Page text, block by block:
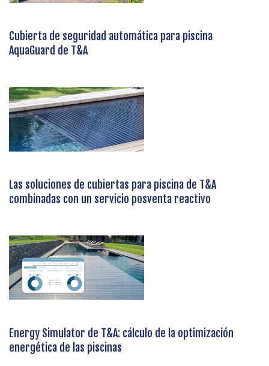
Cubierta de seguridad automática para piscina
AquaGuard de T&A
Las soluciones de cubiertas para piscina de T&A
combinadas con un servicio posventa reactivo
Energy Simulator de T&A: cálculo de la optimización
energética de las piscinas